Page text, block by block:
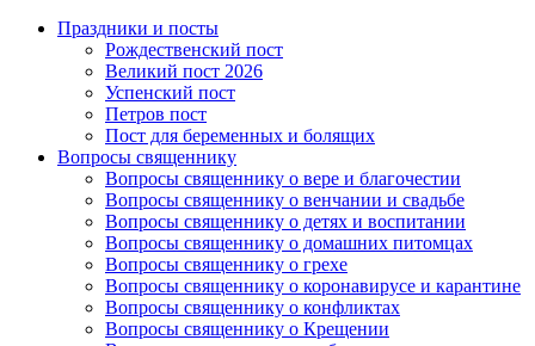
Праздники и посты
Рождественский пост
Великий пост 2026
Успенский пост
Петров пост
Пост для беременных и болящих
Вопросы священнику
Вопросы священнику о вере и благочестии
Вопросы священнику о венчании и свадьбе
Вопросы священнику о детях и воспитании
Вопросы священнику о домашних питомцах
Вопросы священнику о грехе
Вопросы священнику о коронавирусе и карантине
Вопросы священнику о конфликтах
Вопросы священнику о Крещении